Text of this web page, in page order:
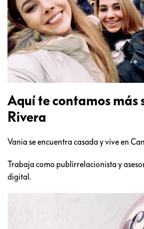
Aquí te contamos más
Rivera
Vania se encuentra casada y vive en
Trabaja como publirrelacionista y
digital.